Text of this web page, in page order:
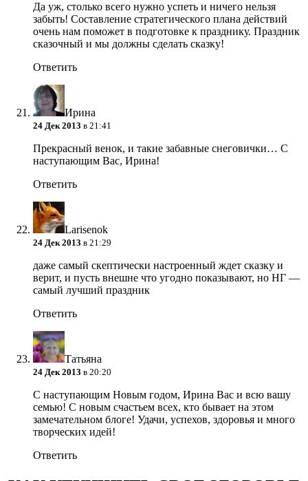
Да уж, столько всего нужно успеть и ничего нельзя
забыть! Составление стратегического плана действий
очень нам поможет в подготовке к празднику. Праздник
сказочный и мы должны сделать сказку!
Ответить
Ирина
24 Дек 2013 в 21:41
Прекрасный венок, и такие забавные снеговички… С
наступающим Вас, Ирина!
Ответить
Larisenok
24 Дек 2013 в 21:29
даже самый скептически настроенный ждет сказку и
верит, и пусть внешне что угодно показывают, но НГ —
самый лучший праздник
Ответить
Татьяна
24 Дек 2013 в 20:20
С наступающим Новым годом, Ирина Вас и всю вашу
семью! С новым счастьем всех, кто бывает на этом
замечательном блоге! Удачи, успехов, здоровья и много
творческих идей!
Ответить